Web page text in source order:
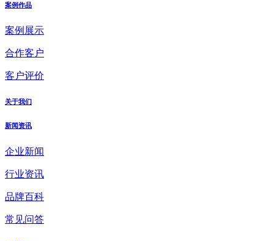
案例作品
案例展示
合作客户
客户评价
关于我们
新闻资讯
企业新闻
行业资讯
品牌百科
常见问答